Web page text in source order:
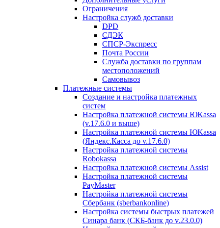
Ограничения
Настройка служб доставки
DPD
СДЭК
СПСР-Экспресс
Почта России
Служба доставки по группам
местоположений
Самовывоз
Платежные системы
Создание и настройка платежных
систем
Настройка платежной системы ЮKassa
(v.17.6.0 и выше)
Настройка платежной системы ЮKassa
(Яндекс.Касса до v.17.6.0)
Настройка платежной системы
Robokassa
Настройка платежной системы Assist
Настройка платежной системы
PayMaster
Настройка платежной системы
Сбербанк (sberbankonline)
Настройка системы быстрых платежей
Синара банк (СКБ-банк до v.23.0.0)